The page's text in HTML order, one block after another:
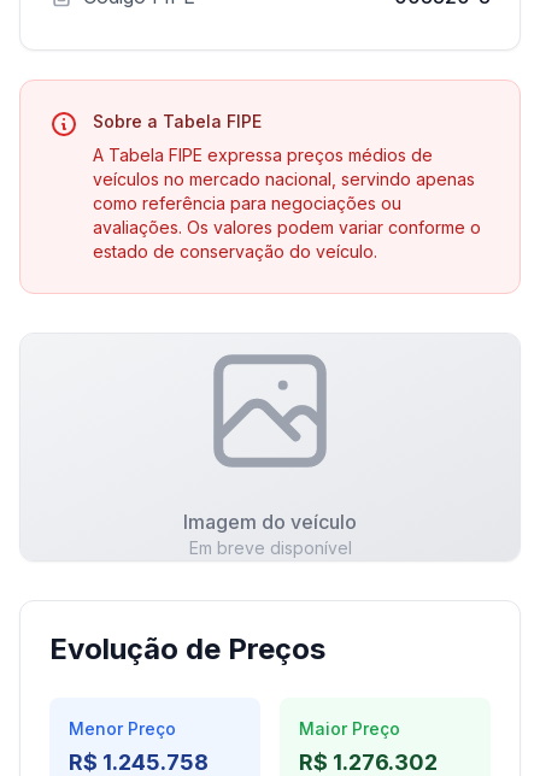
Sobre a Tabela FIPE
A Tabela FIPE expressa preços médios de
veículos no mercado nacional, servindo apenas
como referência para negociações ou
avaliações. Os valores podem variar conforme o
estado de conservação do veículo.
Imagem do veículo
Em breve disponível
Evolução de Preços
Menor Preço
R$ 1.245.758
Maior Preço
R$ 1.276.302